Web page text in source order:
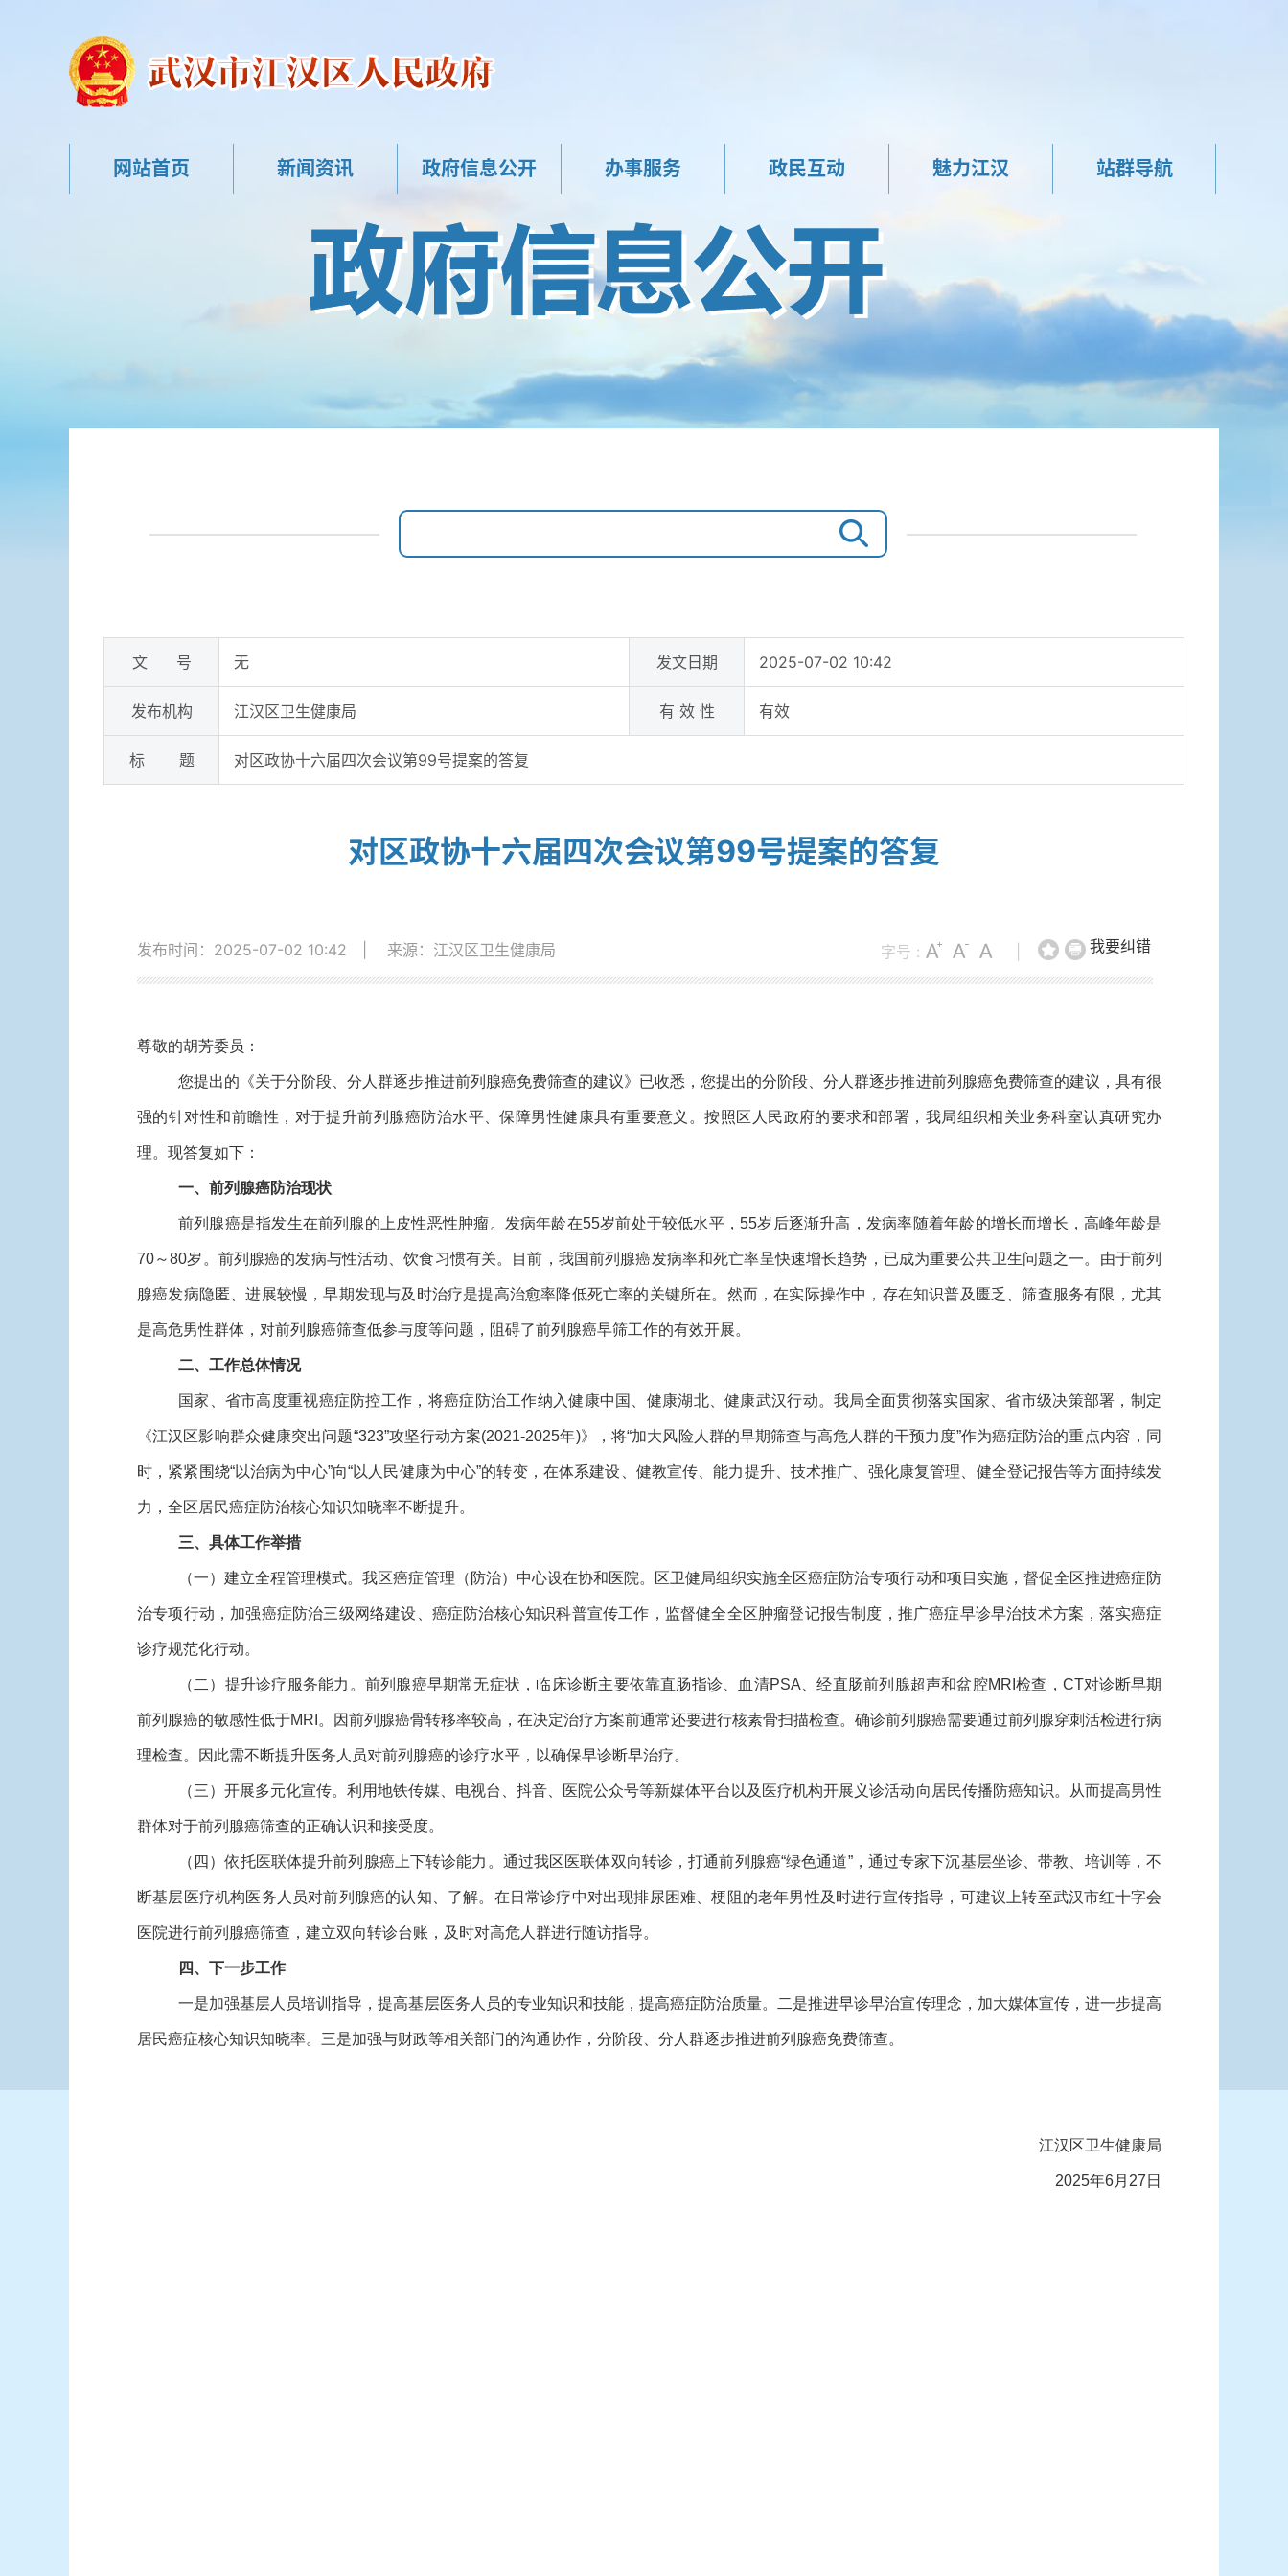
网站首页 新闻资讯 政府信息公开 办事服务 政民互动 魅力江汉 站群导航
文 号 无 发文日期 2025-07-02 10:42
发布机构 江汉区卫生健康局 有 效 性 有效
标 题 对区政协十六届四次会议第99号提案的答复
对区政协十六届四次会议第99号提案的答复
我要纠错
字号 :
发布时间：2025-07-02 10:42 来源：江汉区卫生健康局
尊敬的胡芳委员：
您提出的《关于分阶段、分人群逐步推进前列腺癌免费筛查的建议》已收悉，您提出的分阶段、分人群逐步推进前列腺癌免费筛查的建议，具有很
强的针对性和前瞻性，对于提升前列腺癌防治水平、保障男性健康具有重要意义。按照区人民政府的要求和部署，我局组织相关业务科室认真研究办
理。现答复如下：
一、前列腺癌防治现状
前列腺癌是指发生在前列腺的上皮性恶性肿瘤。发病年龄在55岁前处于较低水平，55岁后逐渐升高，发病率随着年龄的增长而增长，高峰年龄是
70～80岁。前列腺癌的发病与性活动、饮食习惯有关。目前，我国前列腺癌发病率和死亡率呈快速增长趋势，已成为重要公共卫生问题之一。由于前列
腺癌发病隐匿、进展较慢，早期发现与及时治疗是提高治愈率降低死亡率的关键所在。然而，在实际操作中，存在知识普及匮乏、筛查服务有限，尤其
是高危男性群体，对前列腺癌筛查低参与度等问题，阻碍了前列腺癌早筛工作的有效开展。
二、工作总体情况
国家、省市高度重视癌症防控工作，将癌症防治工作纳入健康中国、健康湖北、健康武汉行动。我局全面贯彻落实国家、省市级决策部署，制定
《江汉区影响群众健康突出问题“323”攻坚行动方案(2021-2025年)》，将“加大风险人群的早期筛查与高危人群的干预力度”作为癌症防治的重点内容，同
时，紧紧围绕“以治病为中心”向“以人民健康为中心”的转变，在体系建设、健教宣传、能力提升、技术推广、强化康复管理、健全登记报告等方面持续发
力，全区居民癌症防治核心知识知晓率不断提升。
三、具体工作举措
（一）建立全程管理模式。我区癌症管理（防治）中心设在协和医院。区卫健局组织实施全区癌症防治专项行动和项目实施，督促全区推进癌症防
治专项行动，加强癌症防治三级网络建设、癌症防治核心知识科普宣传工作，监督健全全区肿瘤登记报告制度，推广癌症早诊早治技术方案，落实癌症
诊疗规范化行动。
（二）提升诊疗服务能力。前列腺癌早期常无症状，临床诊断主要依靠直肠指诊、血清PSA、经直肠前列腺超声和盆腔MRI检查，CT对诊断早期
前列腺癌的敏感性低于MRI。因前列腺癌骨转移率较高，在决定治疗方案前通常还要进行核素骨扫描检查。确诊前列腺癌需要通过前列腺穿刺活检进行病
理检查。因此需不断提升医务人员对前列腺癌的诊疗水平，以确保早诊断早治疗。
（三）开展多元化宣传。利用地铁传媒、电视台、抖音、医院公众号等新媒体平台以及医疗机构开展义诊活动向居民传播防癌知识。从而提高男性
群体对于前列腺癌筛查的正确认识和接受度。
（四）依托医联体提升前列腺癌上下转诊能力。通过我区医联体双向转诊，打通前列腺癌“绿色通道”，通过专家下沉基层坐诊、带教、培训等，不
断基层医疗机构医务人员对前列腺癌的认知、了解。在日常诊疗中对出现排尿困难、梗阻的老年男性及时进行宣传指导，可建议上转至武汉市红十字会
医院进行前列腺癌筛查，建立双向转诊台账，及时对高危人群进行随访指导。
四、下一步工作
一是加强基层人员培训指导，提高基层医务人员的专业知识和技能，提高癌症防治质量。二是推进早诊早治宣传理念，加大媒体宣传，进一步提高
居民癌症核心知识知晓率。三是加强与财政等相关部门的沟通协作，分阶段、分人群逐步推进前列腺癌免费筛查。
江汉区卫生健康局
2025年6月27日